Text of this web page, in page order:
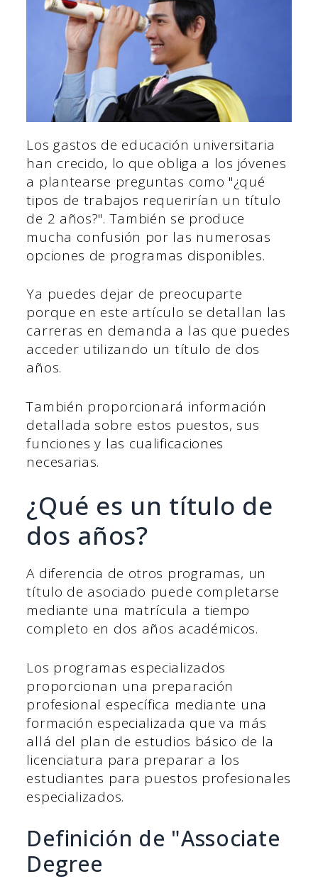
Los gastos de educación universitaria
han crecido, lo que obliga a los jóvenes
a plantearse preguntas como "¿qué
tipos de trabajos requerirían un título
de 2 años?". También se produce
mucha confusión por las numerosas
opciones de programas disponibles.
Ya puedes dejar de preocuparte
porque en este artículo se detallan las
carreras en demanda a las que puedes
acceder utilizando un título de dos
años.
También proporcionará información
detallada sobre estos puestos, sus
funciones y las cualificaciones
necesarias.
¿Qué es un título de
dos años?
A diferencia de otros programas, un
título de asociado puede completarse
mediante una matrícula a tiempo
completo en dos años académicos.
Los programas especializados
proporcionan una preparación
profesional específica mediante una
formación especializada que va más
allá del plan de estudios básico de la
licenciatura para preparar a los
estudiantes para puestos profesionales
especializados.
Definición de "Associate
Degree